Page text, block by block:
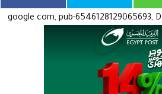
google.com, pub-6546128129065693,